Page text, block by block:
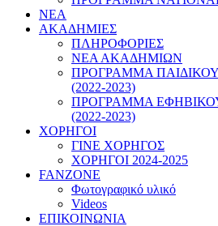
ΝΕΑ
ΑΚΑΔΗΜΙΕΣ
ΠΛΗΡΟΦΟΡΙΕΣ
ΝΕΑ ΑΚΑΔΗΜΙΩΝ
ΠΡΟΓΡΑΜΜΑ
(2022-2023)
ΠΡΟΓΡΑΜΜΑ
(2022-2023)
ΧΟΡΗΓΟΙ
ΓΙΝΕ ΧΟΡΗΓΟΣ
ΧΟΡΗΓΟΙ 2024-2025
FANZONE
Φωτογραφικό υλικό
Videos
ΕΠΙΚΟΙΝΩΝΙΑ